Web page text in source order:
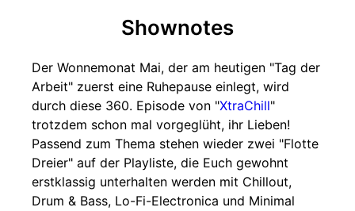
Shownotes
Der Wonnemonat Mai, der am heutigen "Tag der
Arbeit" zuerst eine Ruhepause einlegt, wird
durch diese 360. Episode von "XtraChill"
trotzdem schon mal vorgeglüht, ihr Lieben!
Passend zum Thema stehen wieder zwei "Flotte
Dreier" auf der Playliste, die Euch gewohnt
erstklassig unterhalten werden mit Chillout,
Drum & Bass, Lo-Fi-Electronica und Minimal